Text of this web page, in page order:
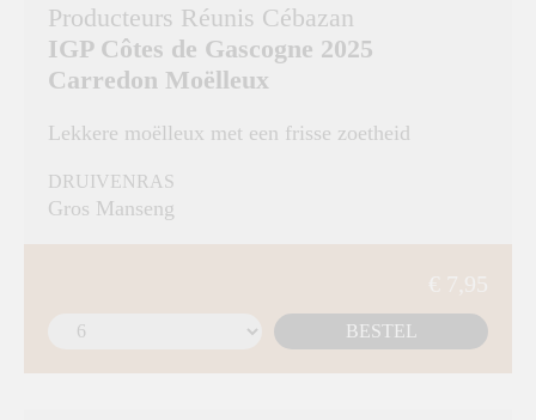
Producteurs Réunis Cébazan
IGP Côtes de Gascogne 2025
Carredon Moëlleux
Lekkere moëlleux met een frisse zoetheid
DRUIVENRAS
Gros Manseng
BESTEL